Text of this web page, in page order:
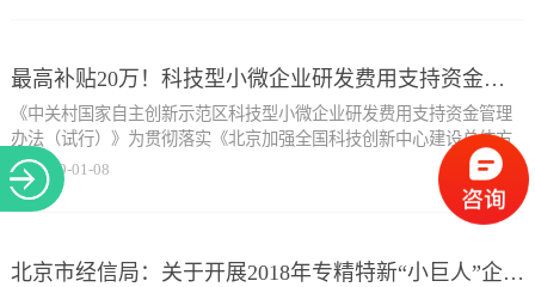
省级政府可以对小规模纳税人在50%税额幅度内减征资源税(不含水资
交易印花税)、耕地占用税和教育费附加、地方附加等“六税两
费”。 为支持小微企业发...
展，本市最终决定按50%的最高幅度顶格减征资源税等“六税两费”，不
方面的测算显示，实施上述普惠性减税政策，2019年将为本市小微企
最高补贴20万！科技型小微企业研发费用支持资金管理办法！
《中关村国家自主创新示范区科技型小微企业研发费用支持资金管理
办法（试行）》为贯彻落实《北京加强全国科技创新中心建设总体方
案》、《北京市促进中小企业发展条例》等政策精神，进一步发挥中
关村科技型小微企业（以下简称企业）在推动科技创新、促进战略性
新兴产业发展的重要作用，鼓励企业加大研发投入，提升发展质量，
研发费用支持资金管理办法（试行）》，对企业的研发费用进行普惠
2019-01-08
北京市经信局：关于开展2018年专精特新“小巨人”企业推荐工作的通知